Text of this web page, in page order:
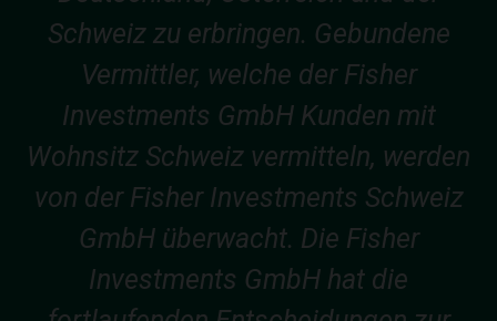
Schweiz zu erbringen. Gebundene
Vermittler, welche der Fisher
Investments GmbH Kunden mit
Wohnsitz Schweiz vermitteln, werden
von der Fisher Investments Schweiz
GmbH überwacht. Die Fisher
Investments GmbH hat die